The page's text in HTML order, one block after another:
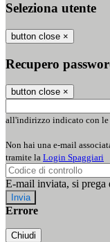
Seleziona utente
button close ×
Recupero
button close ×
all'indirizzo indicato con le
Non hai una e-mail
tramite la Login Spaggiari
E-mail inviata, si prega
Errore
Chiudi